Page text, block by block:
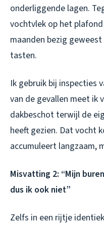
onderliggende lagen.
vochtvlek op het
maanden bezig
tasten.
Ik gebruik bij inspecties
van de gevallen meet ik
dakbeschot terwijl de
heeft gezien. Dat vocht
accumuleert langzaam,
Misvatting 2: “Mijn
dus ik ook niet”
Zelfs in een rijtje